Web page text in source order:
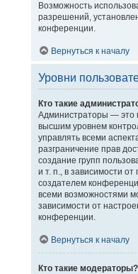
Возможность
разрешений,
конференции.
Вернуться к началу
Уровни
Кто такие
Администраторы — это
высшим уровнем
управлять всеми
разграничение прав
создание групп
и т. п., в зависимости
создателем
всеми возможностями
зависимости от
конференции.
Вернуться к началу
Кто такие модераторы?